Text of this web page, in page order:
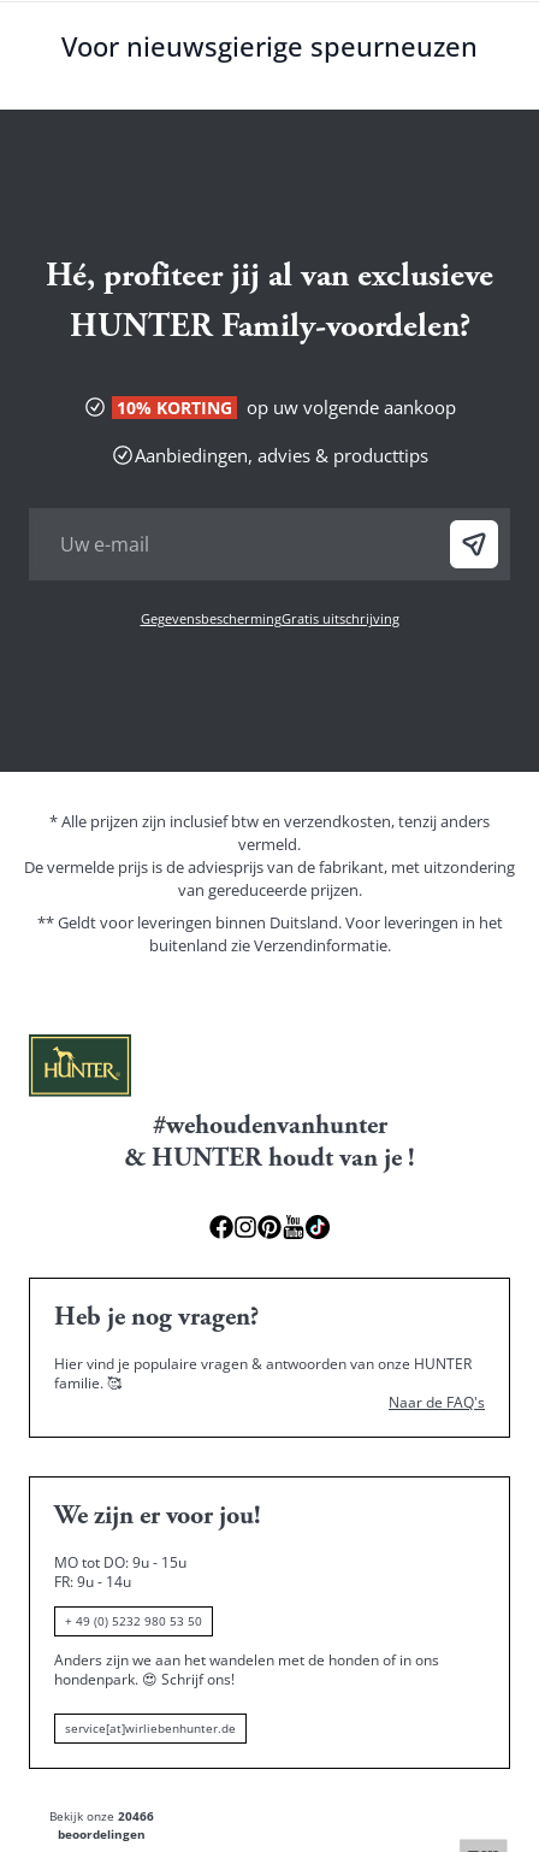
Voor nieuwsgierige speurneuzen
Hé, profiteer jij al van exclusieve
HUNTER Family-voordelen?
10% KORTING
op uw volgende aankoop
Aanbiedingen, advies & producttips
GegevensbeschermingGratis uitschrijving
* Alle prijzen zijn inclusief btw en verzendkosten, tenzij anders
vermeld.
De vermelde prijs is de adviesprijs van de fabrikant, met uitzondering
van gereduceerde prijzen.
** Geldt voor leveringen binnen Duitsland. Voor leveringen in het
buitenland zieVerzendinformatie.
#wehoudenvanhunter
& HUNTER houdt van je !
Heb je nog vragen?
Hier vind je populaire vragen & antwoorden van onze HUNTER
familie.🥰
Naar de FAQ's
We zijn er voor jou!
MO tot DO: 9u - 15u
FR: 9u - 14u
+ 49 (0) 5232 980 53 50
Anders zijn we aan het wandelen met de honden of in ons
hondenpark. 😍 Schrijf ons!
service[at]wirliebenhunter.de
Bekijk onze 20466
beoordelingen